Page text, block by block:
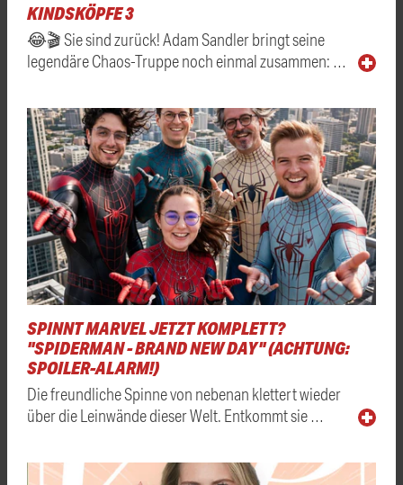
KINDSKÖPFE 3
😂🎬 Sie sind zurück! Adam Sandler bringt seine
legendäre Chaos-Truppe noch einmal zusammen: …
SPINNT MARVEL JETZT KOMPLETT?
"SPIDERMAN - BRAND NEW DAY" (ACHTUNG:
SPOILER-ALARM!)
Die freundliche Spinne von nebenan klettert wieder
über die Leinwände dieser Welt. Entkommt sie …